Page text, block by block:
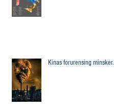
Kinas forurensing minsker.